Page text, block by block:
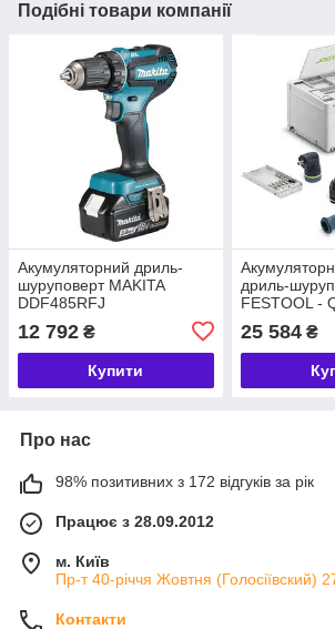
Подібні товари компанії
Акумуляторний дриль-
шуруповерт MAKITA
DDF485RFJ
12 792 ₴
Купити
дриль-
FESTOOL -
(577625)
25 584₴
Про нас
98% позитивних з 172 відгуків за рік
Працює з 28.09.2012
м. Київ
Пр-т 40-річчя Жовтня (Голосіївский)
Контакти